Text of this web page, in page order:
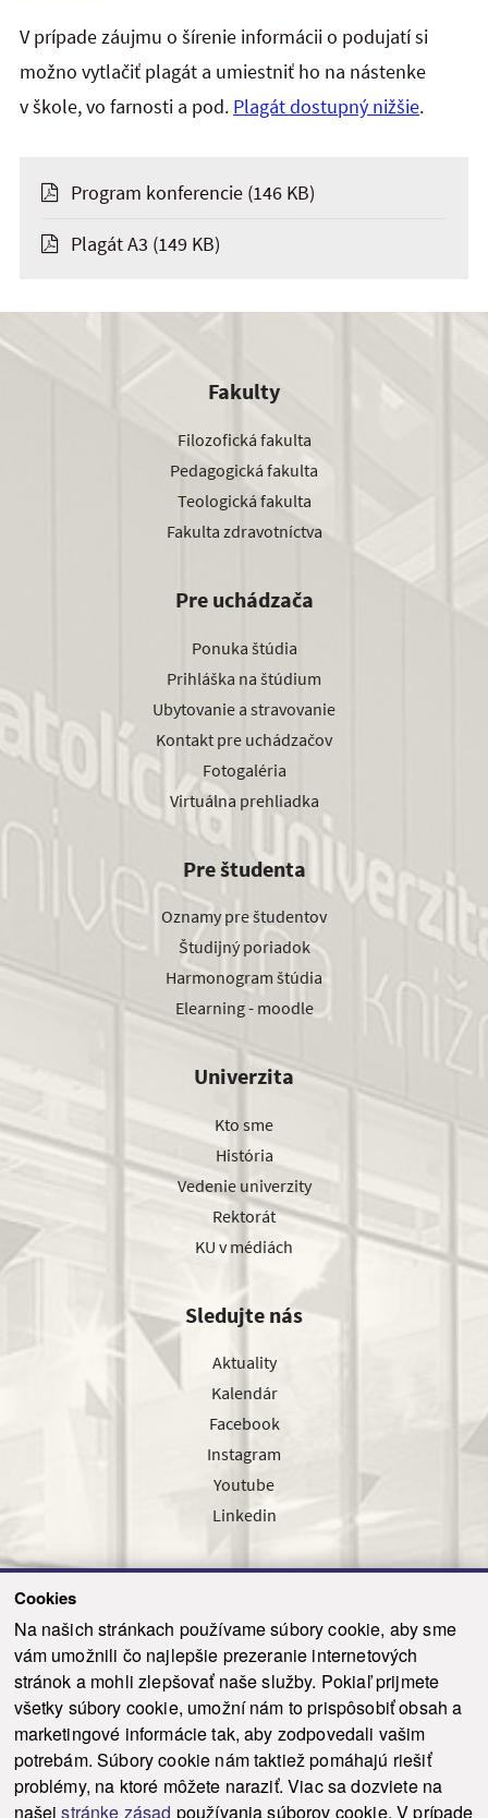
Cookies
Na našich stránkach používame súbory cookie, aby sme
vám umožnili čo najlepšie prezeranie internetových
stránok a mohli zlepšovať naše služby. Pokiaľ prijmete
všetky súbory cookie, umožní nám to prispôsobiť obsah a
marketingové informácie tak, aby zodpovedali vašim
potrebám. Súbory cookie nám taktiež pomáhajú riešiť
problémy, na ktoré môžete naraziť. Viac sa dozviete na
našejstránke zásad používania súborov cookie. V prípade
V prípade záujmu o šírenie informácii o podujatí si
možno vytlačiť plagát a umiestniť ho na nástenke
v škole, vo farnosti a pod. Plagát dostupný nižšie.
Program konferencie (146 KB)
Plagát A3 (149 KB)
Fakulty
Filozofická fakulta
Pedagogická fakulta
Teologická fakulta
Fakulta zdravotníctva
Pre uchádzača
Ponuka štúdia
Prihláška na štúdium
Ubytovanie a stravovanie
Kontakt pre uchádzačov
Fotogaléria
Virtuálna prehliadka
Pre študenta
Oznamy pre študentov
Študijný poriadok
Harmonogram štúdia
Elearning - moodle
Univerzita
Kto sme
História
Vedenie univerzity
Rektorát
KU v médiách
Sledujte nás
Aktuality
Kalendár
Facebook
Instagram
Youtube
Linkedin
Odoslať